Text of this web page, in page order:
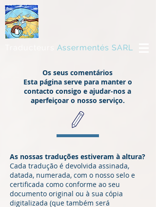
Assermentés SARL
Os seus comentários
Esta página serve para manter o
contacto consigo e ajudar-nos a
aperfeiçoar o nosso serviço.
As nossas traduções estiveram à altura?
Cada tradução é devolvida assinada,
datada, numerada, com o nosso selo e
certificada como conforme ao seu
documento original ou à sua cópia
digitalizada (que também será